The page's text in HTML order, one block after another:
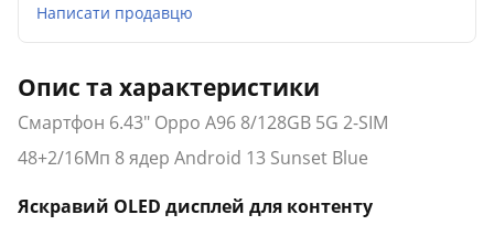
Написати продавцю
Опис та характеристики
Смартфон 6.43" Oppo A96 8/128GB 5G 2-SIM
48+2/16Мп 8 ядер Android 13 Sunset Blue
Яскравий OLED дисплей для контенту